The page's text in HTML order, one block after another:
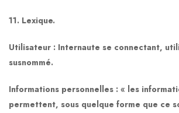
11. Lexique.
Utilisateur : Internaute se connectant,
susnommé.
Informations personnelles : « les
permettent, sous quelque forme que ce